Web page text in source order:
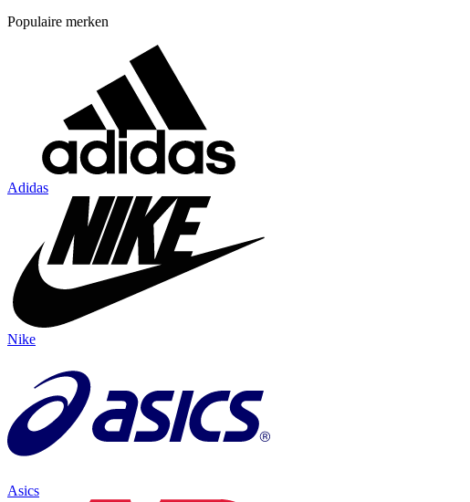
Populaire merken
Adidas
Nike
Asics